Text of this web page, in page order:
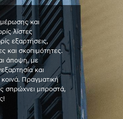
και
λίστες
εξαρτήσεις,
και σκοπιμότητες.
άποψη, με
και
Πραγματική
σπρώχνει μπροστά,